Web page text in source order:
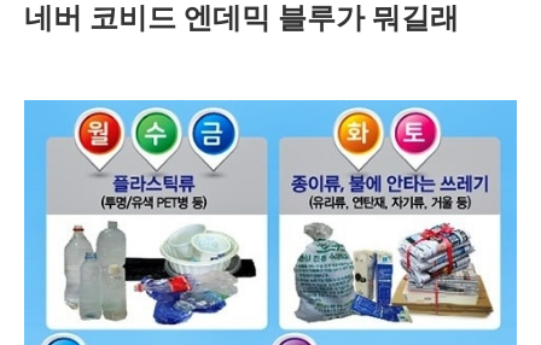
네버 코비드 엔데믹 블루가 뭐길래